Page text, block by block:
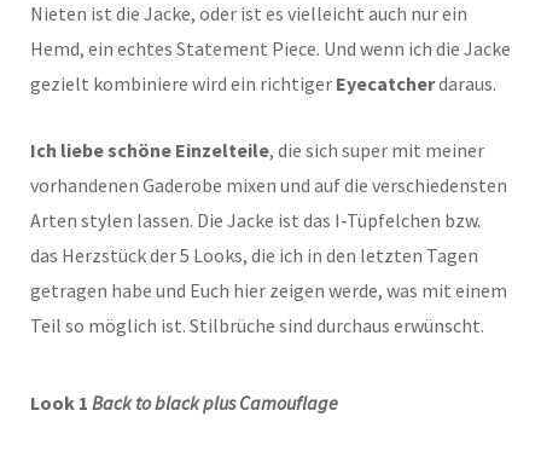
Nieten ist die Jacke, oder ist es vielleicht auch nur ein
Hemd, ein echtes Statement Piece. Und wenn ich die Jacke
gezielt kombiniere wird ein richtiger Eyecatcherdaraus.
Ich liebe schöne Einzelteile, die sich super mit meiner
vorhandenen Gaderobe mixen und auf die verschiedensten
Arten stylen lassen. Die Jacke ist das I-Tüpfelchen bzw.
das Herzstück der 5 Looks, die ich in den letzten Tagen
getragen habe und Euch hier zeigen werde, was mit einem
Teil so möglich ist. Stilbrüche sind durchaus erwünscht.
Look 1 Back to black plus Camouflage